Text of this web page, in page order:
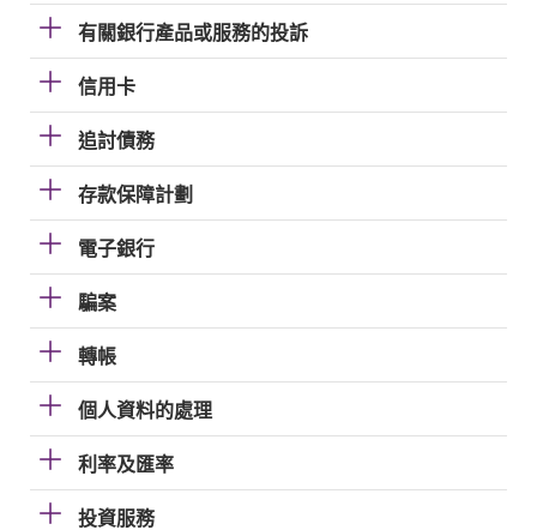
有關銀行產品或服務的投訴
信用卡
追討債務
存款保障計劃
電子銀行
騙案
轉帳
個人資料的處理
利率及匯率
投資服務